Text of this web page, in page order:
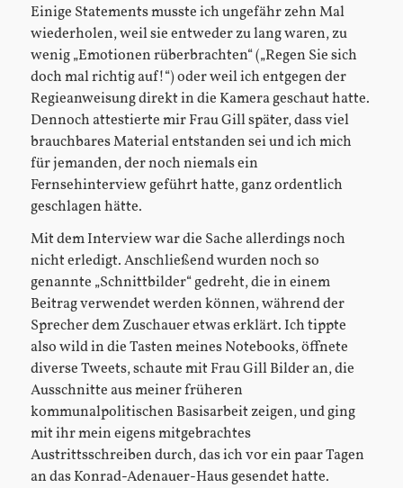
Einige Statements musste ich ungefähr zehn Mal
wiederholen, weil sie entweder zu lang waren, zu
wenig „Emotionen rüberbrachten“ („Regen Sie sich
doch mal richtig auf!“) oder weil ich entgegen der
Regieanweisung direkt in die Kamera geschaut hatte.
Dennoch attestierte mir Frau Gill später, dass viel
brauchbares Material entstanden sei und ich mich
für jemanden, der noch niemals ein
Fernsehinterview geführt hatte, ganz ordentlich
geschlagen hätte.
Mit dem Interview war die Sache allerdings noch
nicht erledigt. Anschließend wurden noch so
genannte „Schnittbilder“ gedreht, die in einem
Beitrag verwendet werden können, während der
Sprecher dem Zuschauer etwas erklärt. Ich tippte
also wild in die Tasten meines Notebooks, öffnete
diverse Tweets, schaute mit Frau Gill Bilder an, die
Ausschnitte aus meiner früheren
kommunalpolitischen Basisarbeit zeigen, und ging
mit ihr mein eigens mitgebrachtes
Austrittsschreiben durch, das ich vor ein paar Tagen
an das Konrad-Adenauer-Haus gesendet hatte.